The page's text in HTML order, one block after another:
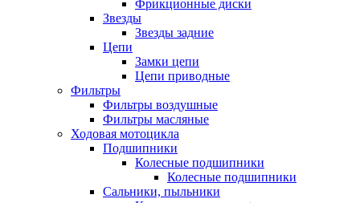
Фрикционные диски
Звезды
Звезды задние
Цепи
Замки цепи
Цепи приводные
Фильтры
Фильтры воздушные
Фильтры масляные
Ходовая мотоцикла
Подшипники
Колесные подшипники
Колесные подшипники
Сальники, пыльники